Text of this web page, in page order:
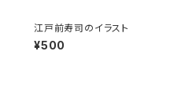
江戸前寿司のイラスト
¥500